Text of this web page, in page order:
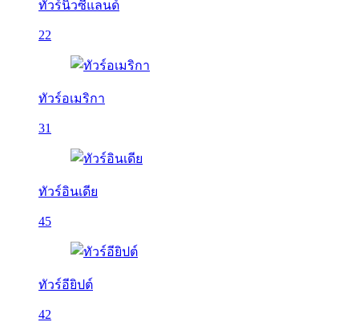
ทัวร์นิวซีแลนด์
22
ทัวร์อเมริกา
31
ทัวร์อินเดีย
45
ทัวร์อียิปต์
42